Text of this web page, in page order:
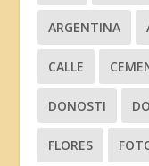
ARGENTINA
CALLE
DONOSTI
FLORES